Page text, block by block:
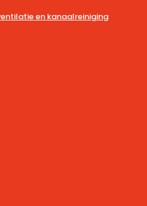
en kanaalreiniging